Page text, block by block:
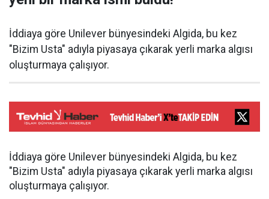
İddiaya göre Unilever bünyesindeki Algida, bu kez
"Bizim Usta" adıyla piyasaya çıkarak yerli marka algısı
oluşturmaya çalışıyor.
İddiaya göre Unilever bünyesindeki Algida, bu kez
"Bizim Usta" adıyla piyasaya çıkarak yerli marka algısı
oluşturmaya çalışıyor.